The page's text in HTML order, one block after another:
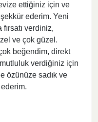
ettiğiniz için ve
ederim. Yeni
verdiniz,
ve çok güzel.
beğendim, direkt
verdiğiniz için
özünüze sadık ve